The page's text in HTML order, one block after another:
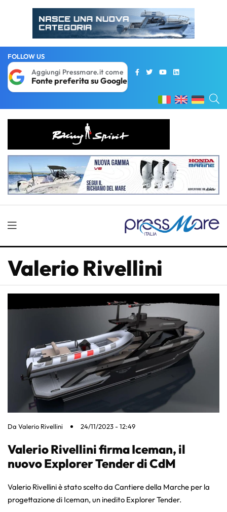
FOLLOW US
Aggiungi Pressmare.it come
Fonte preferita su Google
Valerio Rivellini
Da Valerio Rivellini 24/11/2023 - 12:49
Valerio Rivellini firma Iceman, il
nuovo Explorer Tender di CdM
Valerio Rivellini è stato scelto da Cantiere della Marche per la
progettazione di Iceman, un inedito Explorer Tender.